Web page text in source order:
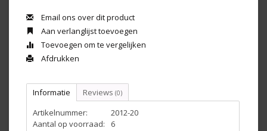
Email ons over dit product
Aan verlanglijst toevoegen
Toevoegen om te vergelijken
Afdrukken
Informatie Reviews (0)
Artikelnummer:
2012-20
Aantal op voorraad:
6